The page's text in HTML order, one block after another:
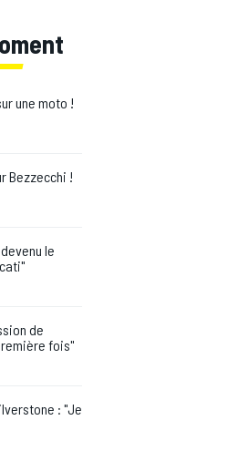
une moto !
Bezzecchi !
le
de
fois"
: "Je